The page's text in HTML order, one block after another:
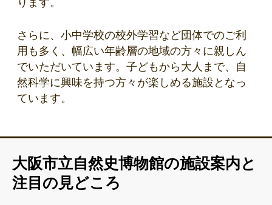
さらに、小中学校の校外学習など団体でのご利
用も多く、幅広い年齢層の地域の方々に親しん
でいただいています。子どもから大人まで、自
然科学に興味を持つ方々が楽しめる施設となっ
ています。
大阪市立自然史博物館の施設案内と
注目の見どころ